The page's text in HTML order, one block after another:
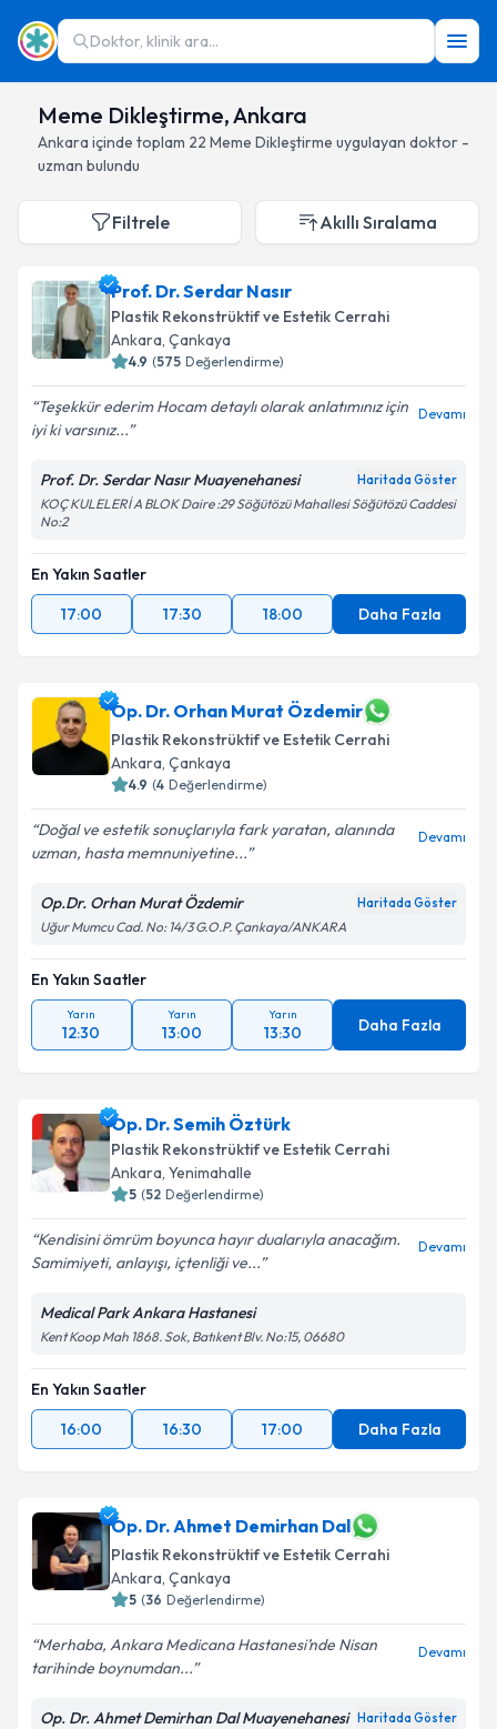
Doktor, klinik ara...
Meme Dikleştirme, Ankara
Ankara içinde toplam 22 Meme Dikleştirme uygulayan doktor -
uzman bulundu
Filtrele Akıllı Sıralama
Prof. Dr. Serdar Nasır
Plastik Rekonstrüktif ve Estetik Cerrahi
Ankara, Çankaya
4.9 (575 Değerlendirme)
Teşekkür ederim Hocam detaylı olarak anlatımınız için
iyi ki varsınız...
Devamı
Prof. Dr. Serdar Nasır Muayenehanesi Haritada Göster
KOÇ KULELERİ A BLOK Daire :29 Söğütözü Mahallesi Söğütözü Caddesi
No:2
En Yakın Saatler
17:00
17:30 18:00 Daha Fazla
Op. Dr. Orhan Murat Özdemir
Plastik Rekonstrüktif ve Estetik Cerrahi
Ankara, Çankaya
4.9 (4 Değerlendirme)
Doğal ve estetik sonuçlarıyla fark yaratan, alanında
uzman, hasta memnuniyetine...
Devamı
Op.Dr. Orhan Murat Özdemir Haritada Göster
Uğur Mumcu Cad. No: 14/3 G.O.P. Çankaya/ANKARA
En Yakın Saatler
Yarın
12:30
Yarın
13:00
Yarın
13:30 Daha Fazla
Op. Dr. Semih Öztürk
Plastik Rekonstrüktif ve Estetik Cerrahi
Ankara, Yenimahalle
5 (52 Değerlendirme)
Kendisini ömrüm boyunca hayır dualarıyla anacağım.
Samimiyeti, anlayışı, içtenliği ve...
Devamı
Medical Park Ankara Hastanesi
Kent Koop Mah 1868. Sok, Batıkent Blv. No:15, 06680
En Yakın Saatler
16:00
16:30 17:00 Daha Fazla
Op. Dr. Ahmet Demirhan Dal
Plastik Rekonstrüktif ve Estetik Cerrahi
Ankara, Çankaya
5 (36 Değerlendirme)
Merhaba, Ankara Medicana Hastanesi’nde Nisan
tarihinde boynumdan...
Devamı
Op. Dr. Ahmet Demirhan Dal Muayenehanesi Haritada Göster